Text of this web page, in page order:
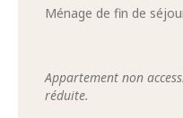
Ménage de fin de
Appartement non
réduite.